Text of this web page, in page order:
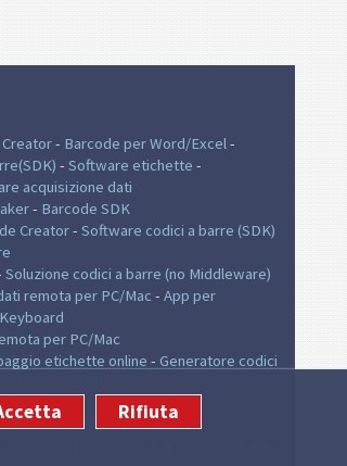
Rifiuta
- Barcode per Word/Excel-
- Software etichette -
acquisizione dati
- Barcode SDK
Creator- Software codici a barre (SDK)
Soluzione codici a barre (no Middleware)
remota per PC/Mac - App per
per PC/Mac
etichette online - Generatore codici